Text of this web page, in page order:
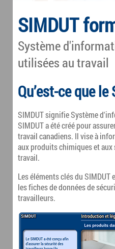
SIMDUT
Système
utilisées au travail
Qu’est-ce que le
SIMDUT signifie Système
SIMDUT a été créé pour
travail canadiens. Il vise à
aux produits chimiques et
travail.
Les éléments clés du
les fiches de données de
travailleurs.